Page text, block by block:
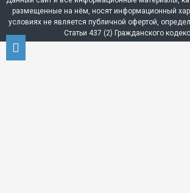
размещенные на нём, носят информационный
условиях не является публичной офертой,
Статьи 437 (2) Гражданского